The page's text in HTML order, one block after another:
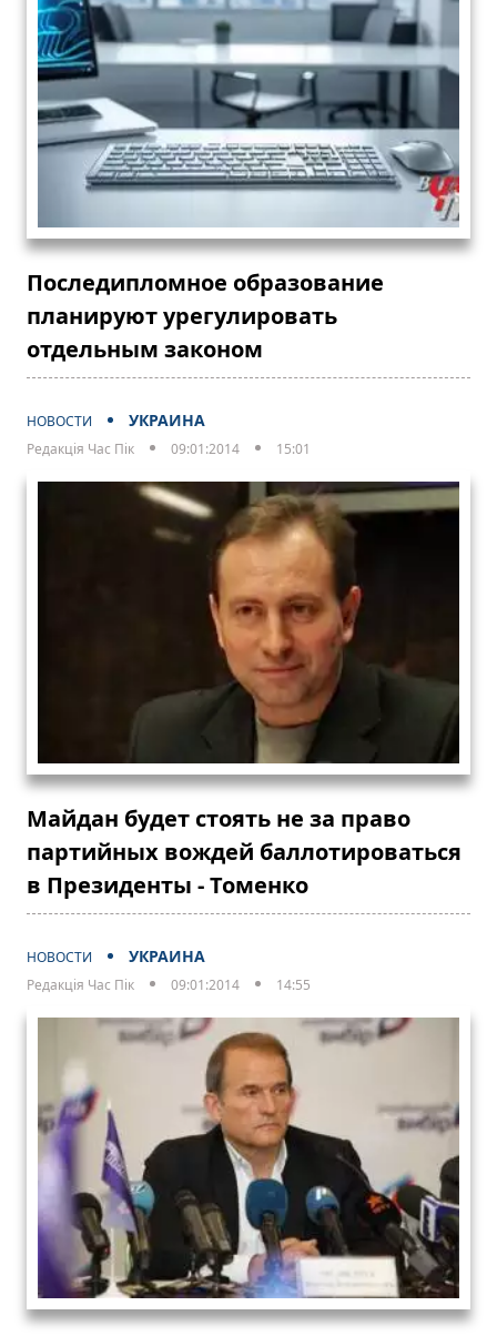
Последипломное образование
планируют урегулировать
отдельным законом
НОВОСТИ УКРАИНА
Редакція Час Пік 09:01:2014 15:01
Майдан будет стоять не за право
партийных вождей баллотироваться
в Президенты - Томенко
НОВОСТИ УКРАИНА
Редакція Час Пік 09:01:2014 14:55